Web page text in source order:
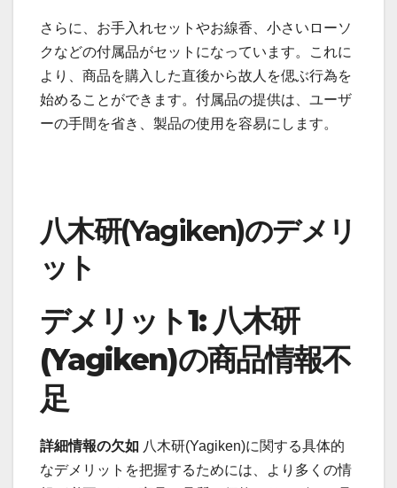
さらに、お手入れセットやお線香、小さいローソ
クなどの付属品がセットになっています。これに
より、商品を購入した直後から故人を偲ぶ行為を
始めることができます。付属品の提供は、ユーザ
ーの手間を省き、製品の使用を容易にします。
八木研(Yagiken)のデメリ
ット
デメリット1: 八木研
(Yagiken)の商品情報不
足
詳細情報の欠如 八木研(Yagiken)に関する具体的
なデメリットを把握するためには、より多くの情